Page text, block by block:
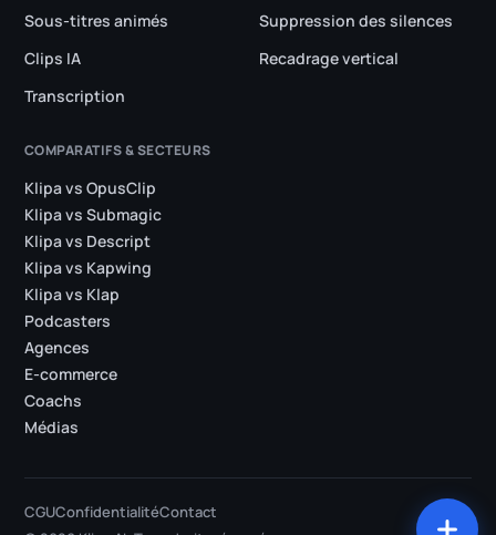
Sous-titres animés
Suppression des silences
Clips IA
Recadrage vertical
Transcription
COMPARATIFS & SECTEURS
Klipa vs OpusClip
Klipa vs Submagic
Klipa vs Descript
Klipa vs Kapwing
Klipa vs Klap
Podcasters
Agences
E-commerce
Coachs
Médias
CGUConfidentialitéContact